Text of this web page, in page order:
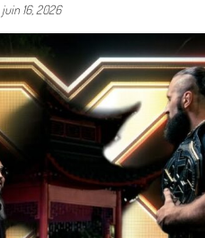
juin 16, 2026